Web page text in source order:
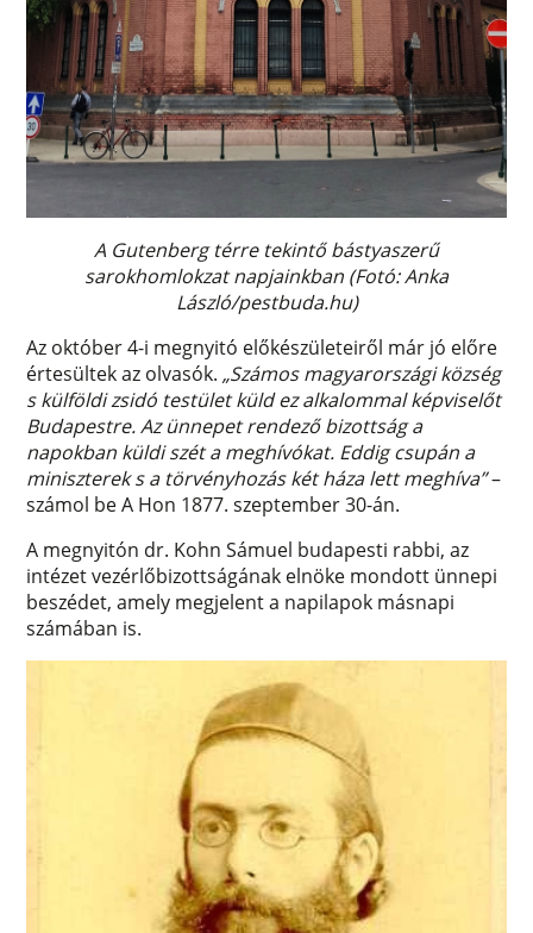
A Gutenberg térre tekintő bástyaszerű
sarokhomlokzat napjainkban (Fotó: Anka
László/pestbuda.hu)
Az október 4-i megnyitó előkészületeiről már jó előre
értesültek az olvasók.„Számos magyarországi község
s külföldi zsidó testület küld ez alkalommal képviselőt
Budapestre. Az ünnepet rendező bizottság a
napokban küldi szét a meghívókat. Eddig csupán a
miniszterek s a törvényhozás két háza lett meghíva”–
számol be A Hon 1877. szeptember 30-án.
A megnyitón dr. Kohn Sámuel budapesti rabbi, az
intézet vezérlőbizottságának elnöke mondott ünnepi
beszédet, amely megjelent a napilapok másnapi
számában is.